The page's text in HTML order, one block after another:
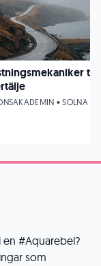
#Aquarebel?
som
till
• SOLNA